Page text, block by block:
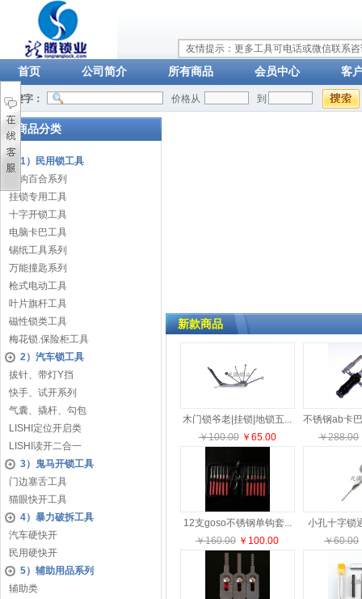
友情提示：更多工具可电话或微信联系
首页 公司简介 所有商品 会员中心 客
关键字： 价格从 到
商品分类
1）民用锁工具
单钩百合系列
挂锁专用工具
十字开锁工具
电脑卡巴工具
锡纸工具系列
万能撞匙系列
枪式电动工具
叶片旗杆工具
磁性锁类工具
梅花锁.保险柜工具
2）汽车锁工具
拔针、带灯Y挡
快手、试开系列
气囊、撬杆、勾包
LISHI定位开启类
LISHI读开二合一
3）鬼马开锁工具
门边塞舌工具
猫眼快开工具
4）暴力破拆工具
汽车硬快开
民用硬快开
5）辅助用品系列
辅助类
新款商品
木门锁爷老|挂锁|地锁五...
￥100.00 ￥65.00 ￥288.00
12支goso不锈钢单钩套...
￥160.00 ￥100.00
小孔十字锁
￥60.00